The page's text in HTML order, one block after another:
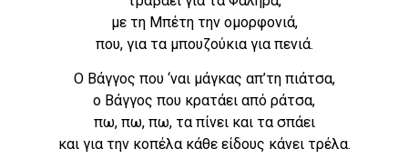
με τη Μπέτη την ομορφονιά,
που, για τα μπουζούκια για πενιά.
Ο Βάγγος που ‘ναι μάγκας απ’τη πιάτσα,
ο Βάγγος που κρατάει από ράτσα,
πω, πω, πω, τα πίνει και τα σπάει
και για την κοπέλα κάθε είδους κάνει τρέλα.